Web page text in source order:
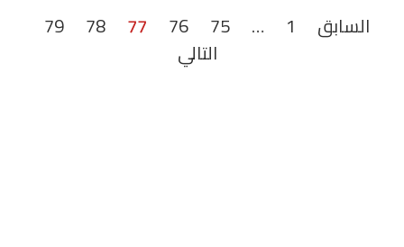
السابق 1
…
75
76
77
78
79
التالي